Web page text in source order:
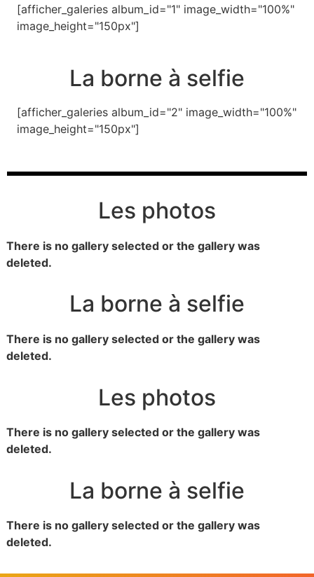
[afficher_galeries album_id="1" image_width="100%"
image_height="150px"]
La borne à selfie
[afficher_galeries album_id="2" image_width="100%"
image_height="150px"]
Les photos
There is no gallery selected or the gallery was
deleted.
La borne à selfie
There is no gallery selected or the gallery was
deleted.
Les photos
There is no gallery selected or the gallery was
deleted.
La borne à selfie
There is no gallery selected or the gallery was
deleted.